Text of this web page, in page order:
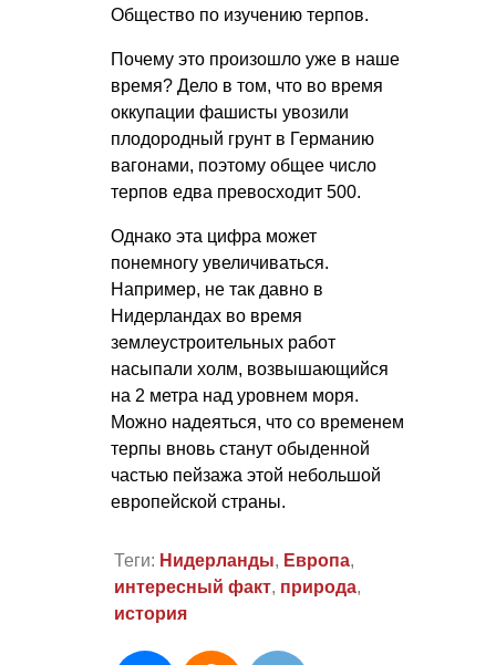
Общество по изучению терпов.
Почему это произошло уже в наше
время? Дело в том, что во время
оккупации фашисты увозили
плодородный грунт в Германию
вагонами, поэтому общее число
терпов едва превосходит 500.
Однако эта цифра может
понемногу увеличиваться.
Например, не так давно в
Нидерландах во время
землеустроительных работ
насыпали холм, возвышающийся
на 2 метра над уровнем моря.
Можно надеяться, что со временем
терпы вновь станут обыденной
частью пейзажа этой небольшой
европейской страны.
Теги: Нидерланды, Европа,
интересный факт, природа,
история